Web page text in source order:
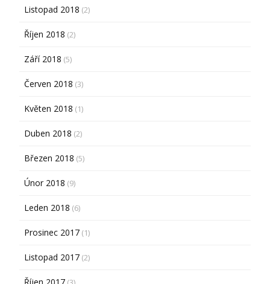
Listopad 2018 (2)
Říjen 2018 (2)
Září 2018 (5)
Červen 2018 (3)
Květen 2018 (1)
Duben 2018 (2)
Březen 2018 (5)
Únor 2018 (9)
Leden 2018 (6)
Prosinec 2017 (1)
Listopad 2017 (2)